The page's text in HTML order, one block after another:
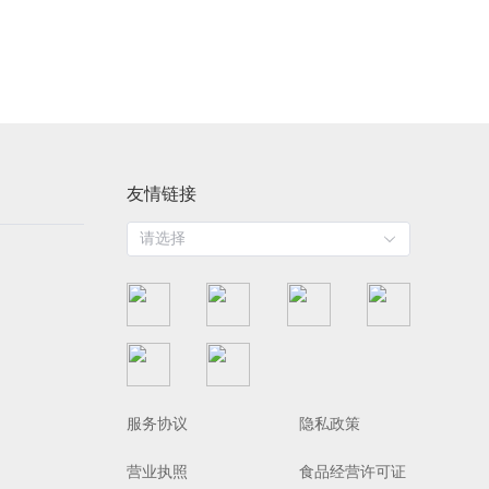
友情链接
请选择
服务协议 隐私政策
营业执照 食品经营许可证